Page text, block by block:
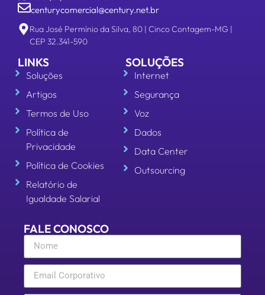
centurycomercial@century.net.br
Rua José Permínio da Silva, 80 | Cinco Contagem-MG |
CEP 32.341-590
LINKS
Soluções
Artigos
Termos de Uso
Política de
Privacidade
Política de Cookies
Relatório de
Igualdade Salarial
SOLUÇÕES
Internet
Segurança
Voz
Dados
Data Center
Outsourcing
FALE CONOSCO